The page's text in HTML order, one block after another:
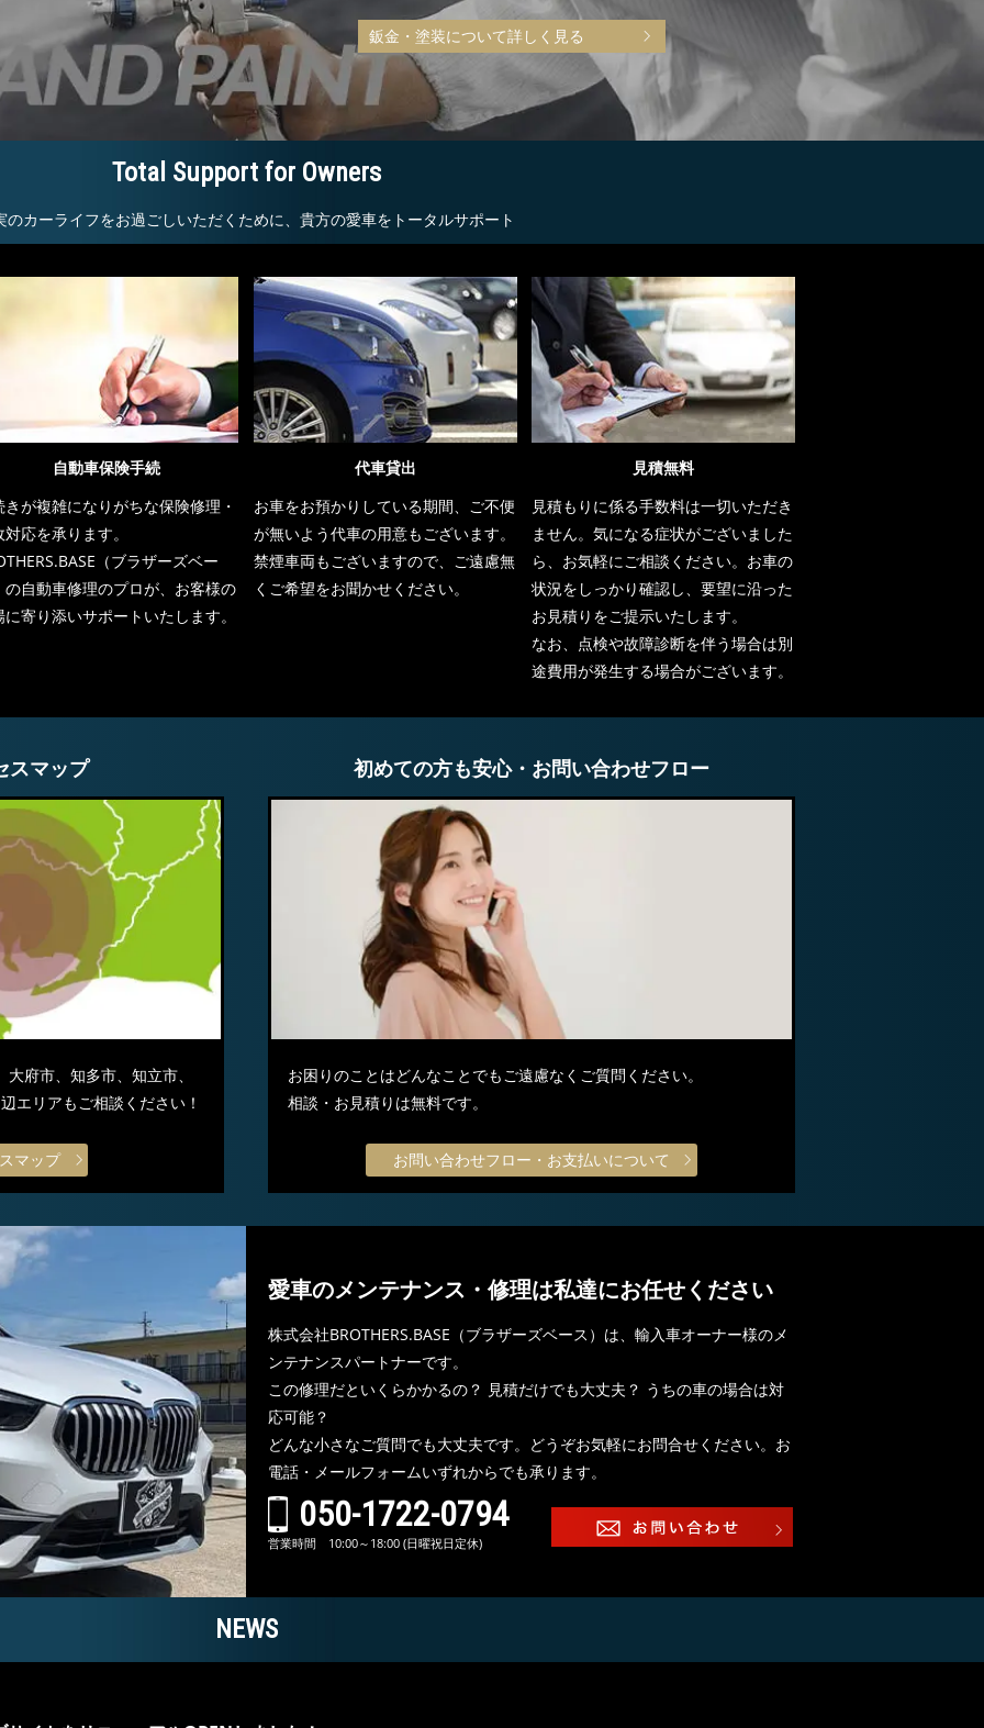
鈑金・塗装について詳しく見る
Total Support for Owners
のカーライフをお過ごしいただくために、貴方の愛車をトータルサポート
自動車保険手続
きが複雑になりがちな保険修理・
対応を承ります。
（ブラザーズベー
の自動車修理のプロが、お客様の
に寄り添いサポートいたします。
代車貸出
お車をお預かりしている期間、ご不便
が無いよう代車の用意もございます。
禁煙車両もございますので、ご遠慮無
くご希望をお聞かせください。
見積無料
見積もりに係る手数料は一切いただき
ません。気になる症状がございました
ら、お気軽にご相談ください。お車の
状況をしっかり確認し、要望に沿った
お見積りをご提示いたします。
なお、点検や故障診断を伴う場合は別
途費用が発生する場合がございます。
スマップ
府市、知多市、知立市、
リアもご相談ください！
マップ
初めての方も安心・お問い合わせフロー
お困りのことはどんなことでもご遠慮なくご質問ください。
相談・お見積りは無料です。
お問い合わせフロー・お支払いについて
愛車のメンテナンス・修理は私達にお任せください
株式会社BROTHERS.BASE（ブラザーズベース）は、輸入車オーナー様のメ
ンテナンスパートナーです。
この修理だといくらかかるの？ 見積だけでも大丈夫？ うちの車の場合は対
応可能？
どんな小さなご質問でも大丈夫です。どうぞお気軽にお問合せください。お
電話・メールフォームいずれからでも承ります。
050-1722-0794
営業時間 10:00～18:00 (日曜祝日定休)
NEWS